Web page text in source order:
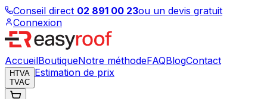
Conseil direct 02 891 00 23ou un devis gratuit
Connexion
AccueilBoutiqueNotre méthodeFAQBlogContact
HTVA
TVAC
Estimation de prix